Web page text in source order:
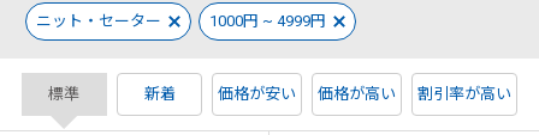
ニット・セーター 1000円 ~ 4999円
標準 新着 価格が安い 価格が高い 割引率が高い